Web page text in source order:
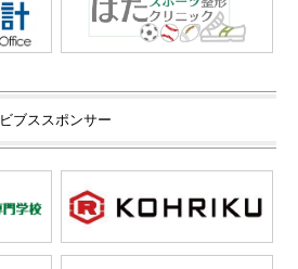
ビブススポンサー